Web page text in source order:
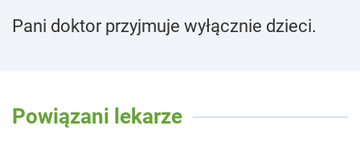
Pani doktor przyjmuje wyłącznie dzieci.
Powiązani lekarze